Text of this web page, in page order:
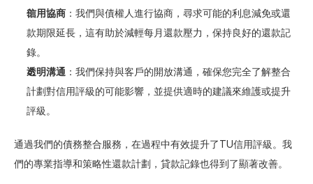
信用協商 ：我們與債權人進行協商，尋求可能的利息減免或還
款期限延長，這有助於減輕每月還款壓力，保持良好的還款記
錄。
透明溝通 ：我們保持與客戶的開放溝通，確保您完全了解整合
計劃對信用評級的可能影響，並提供適時的建議來維護或提升
評級。
通過我們的債務整合服務，在過程中有效提升了TU信用評級。我
們的專業指導和策略性還款計劃，貸款記錄也得到了顯著改善。